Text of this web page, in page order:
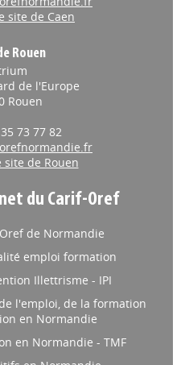
site de Caen
Rouen
de l'Europe
Rouen
73 77 82
de Rouen
du Carif-Oref
de Normandie
emploi formation
Illettrisme - IPI
l'emploi, de la formation
en Normandie
en Normandie - TMF